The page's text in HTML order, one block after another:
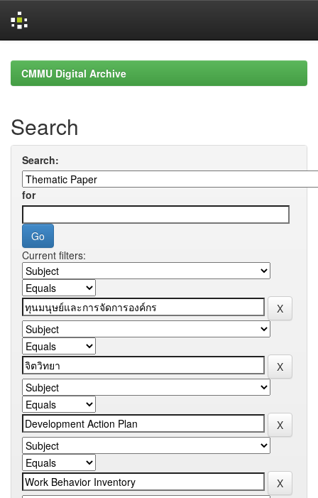
navigationCMMU Digital Archive
Search
Search:
for
Current filters: